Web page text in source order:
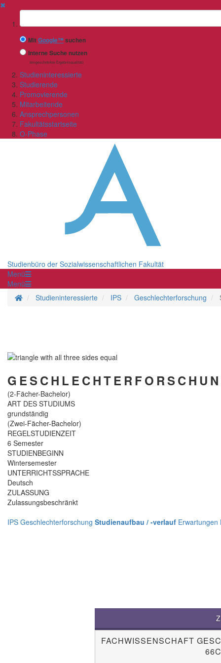
✖
Suchbegriff
MitGoogle™ suchen
Interne Suche nutzen
(eingeschränkte Ergebnisqualität)
Studieninteressierte
Studierende
Promovierende
Mitarbeitende
Ansprechpersonen
Fakultätsstartseite
O-Phase
Studienbüro der Sozialwissenschaftlichen Fakultät
Menü
Menü
Startseite
Studieninteressierte IPS Geschlechterforschung
(2-Fächer-Bachelor)
ART DES STUDIUMS
grundständig
(Zwei-Fächer-Bachelor)
REGELSTUDIENZEIT
6 Semester
STUDIENBEGINN
Wintersemester
UNTERRICHTSSPRACHE
Deutsch
ZULASSUNG
Zulassungsbeschränkt
IPS Geschlechterforschung Studienaufbau / -verlauf Erwartungen
FACHWISSENSCHAFT
66C